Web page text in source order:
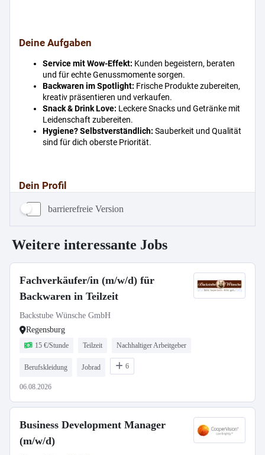
barrierefreie Version
Weitere interessante Jobs
Fachverkäufer/in (m/w/d) für
Backwaren in Teilzeit
Backstube Wünsche GmbH
Regensburg
15 €/Stunde Teilzeit Nachhaltiger Arbeitgeber
Berufskleidung Jobrad 6
06.08.2026
Business Development Manager
(m/w/d)